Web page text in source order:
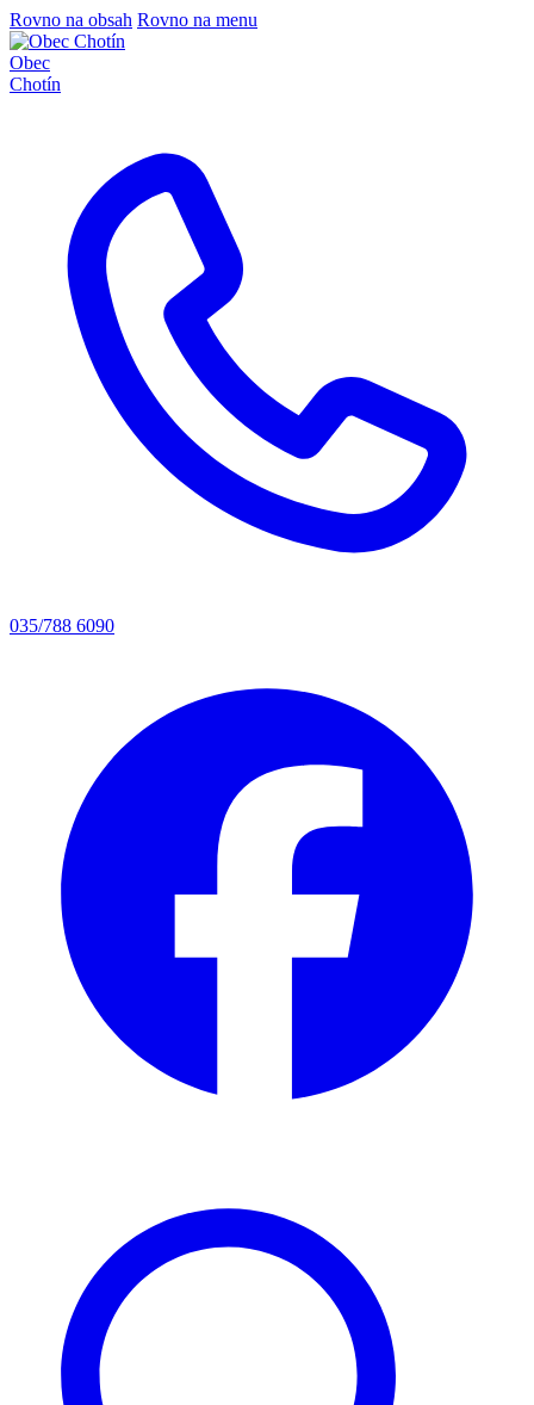
Rovno na obsah Rovno na menu
Obec
Chotín
035/788 6090